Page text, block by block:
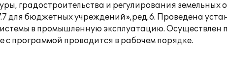
градостроительства и регулирования
для бюджетных учреждений»,ред.6. Проведена
в промышленную эксплуатацию. Осуществлен
с программой проводится в рабочем порядке.